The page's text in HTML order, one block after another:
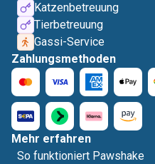
Katzenbetreuung
Tierbetreuung
Gassi-Service
Zahlungsmethoden
Mehr erfahren
So funktioniert Pawshake